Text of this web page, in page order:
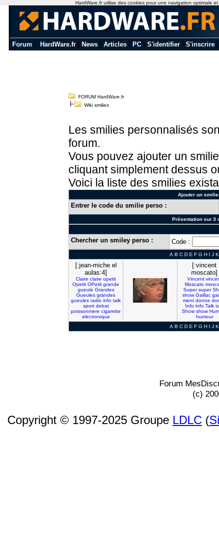
Forum HardWare.fr News Articles PC S'identifier S'inscrire
FORUM HardWare.fr
Wiki smilies
Les smilies personnalisés
forum.
Vous pouvez ajouter un
cliquant simplement dessus
Voici la liste des smilies
Ajouter un
Entrer le code du smilie perso :
Présentation sur 3
Chercher un smiley perso : Code :
A B C D E F G H I J K
[:jean-miche el
aulas:4]
Claire claire opetit
Opetit OPetit grande
gueule Grandes
Gueules grandes
gueules radio info talk
sport debat
poissonniere cigarette
electronique
[:vincent
moscato]
Vincent
Moscato
Super super
show Gaillac
ment donne
Info info Talk
Show show
humour
A B C D E F G H I J K
Forum
(c)
Copyright © 1997-2025 Groupe LDLC (
HardWare.fr utilise des cookies pour une navigation optimale